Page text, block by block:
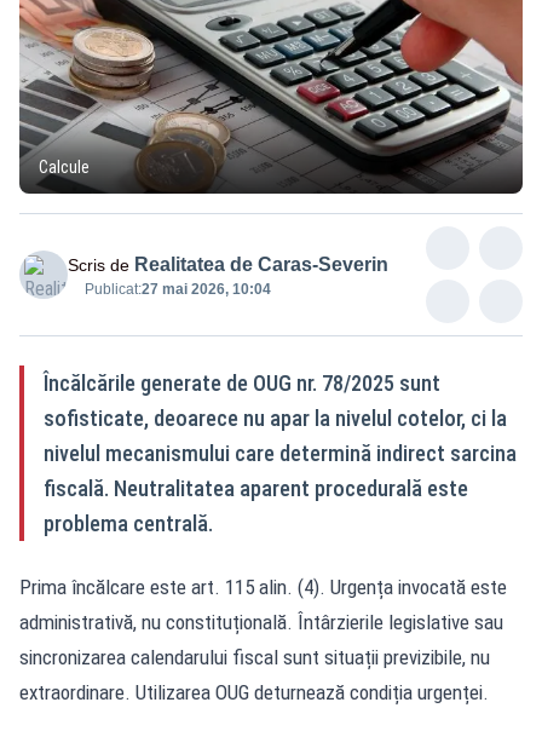
Calcule
Scris de Realitatea de Caras-Severin
Publicat:27 mai 2026, 10:04
Încălcările generate de OUG nr. 78/2025 sunt
sofisticate, deoarece nu apar la nivelul cotelor, ci la
nivelul mecanismului care determină indirect sarcina
fiscală. Neutralitatea aparent procedurală este
problema centrală.
Prima încălcare este art. 115 alin. (4). Urgența invocată este
administrativă, nu constituțională. Întârzierile legislative sau
sincronizarea calendarului fiscal sunt situații previzibile, nu
extraordinare. Utilizarea OUG deturnează condiția urgenței.